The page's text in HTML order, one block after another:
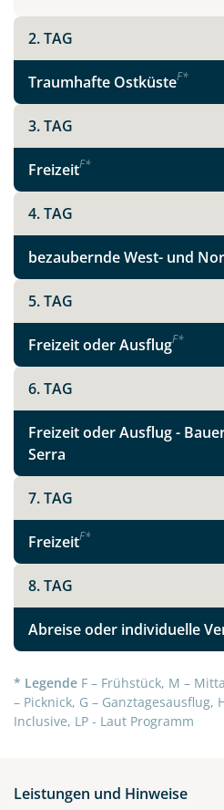
Teile diese Reise
Instagram
X
Telegram
per E-Mail senden
Link kopieren
2. TAG
Traumhafte OstküsteF*
3. TAG
FreizeitF*
4. TAG
bezaubernde West- und
5. TAG
Freizeit oder AusflugF*
6. TAG
Freizeit oder Ausflug -
Serra
7. TAG
FreizeitF*
8. TAG
Abreise oder individuelle
* Legende F – Frühstück, M –
– Picknick, G – Ganztagesausflug,
Inclusive, LP - Laut Programm
Leistungen und Hinweise